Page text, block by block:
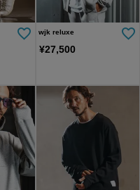
wjk reluxe
¥27,500